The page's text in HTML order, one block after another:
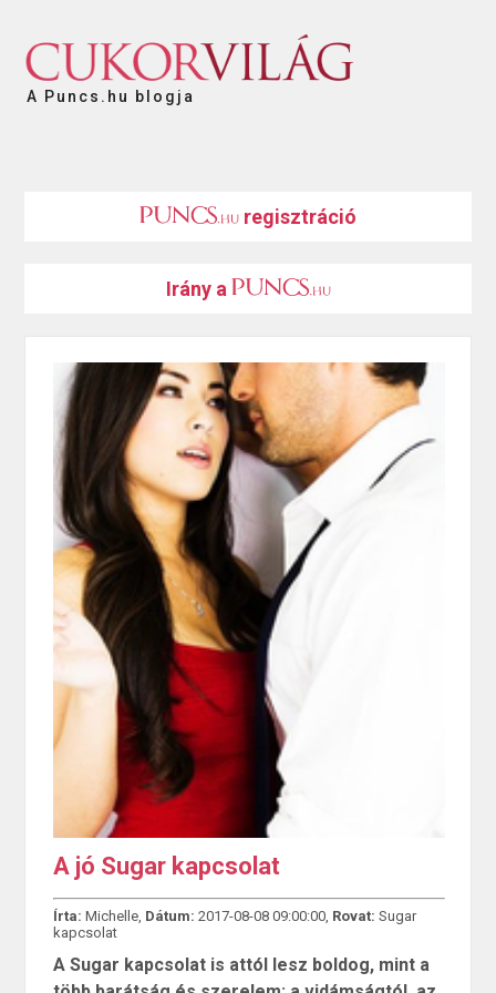
A Puncs.hu blogja
regisztráció
Irány a
A jó Sugar kapcsolat
Írta: Michelle, Dátum: 2017-08-08 09:00:00, Rovat: Sugar
kapcsolat
A Sugar kapcsolat is attól lesz boldog, mint a